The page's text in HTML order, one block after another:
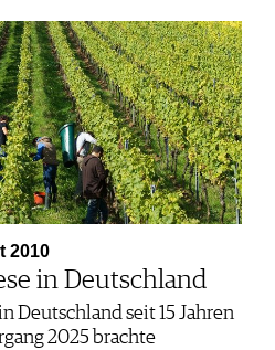
2010
in Deutschland
Deutschland seit 15 Jahren
2025 brachte